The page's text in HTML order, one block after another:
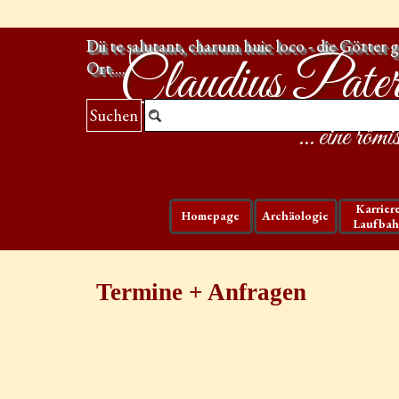
Dii te salutant, charum huic loco - die Götter
Ort....Claudius
Suchen
... eine
Homepage Archäologie ▼
Termine + Anfragen